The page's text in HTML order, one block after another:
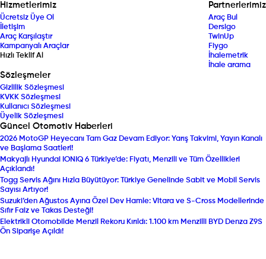
Hizmetlerimiz
Ücretsiz Üye Ol
İletişim
Araç Karşılaştır
Kampanyalı Araçlar
Hızlı Teklif Al
Partnerlerimiz
Araç Bul
Dersigo
TwinUp
Fiygo
İhalemetrik
İhale arama
Sözleşmeler
Gizlilik Sözleşmesi
KVKK Sözleşmesi
Kullanıcı Sözleşmesi
Üyelik Sözleşmesi
Güncel Otomotiv Haberleri
2026 MotoGP Heyecanı Tam Gaz Devam Ediyor: Yarış Takvimi, Yayın Kanalı
ve Başlama Saatleri!
Makyajlı Hyundai IONIQ 6 Türkiye’de: Fiyatı, Menzili ve Tüm Özellikleri
Açıklandı!
Togg Servis Ağını Hızla Büyütüyor: Türkiye Genelinde Sabit ve Mobil Servis
Sayısı Artıyor!
Suzuki’den Ağustos Ayına Özel Dev Hamle: Vitara ve S-Cross Modellerinde
Sıfır Faiz ve Takas Desteği!
Elektrikli Otomobilde Menzil Rekoru Kırıldı: 1.100 km Menzilli BYD Denza Z9S
Ön Siparişe Açıldı!